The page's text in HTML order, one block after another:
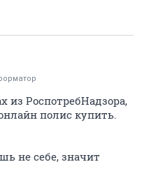
из РоспотребНадзора,
полис купить.
не себе, значит